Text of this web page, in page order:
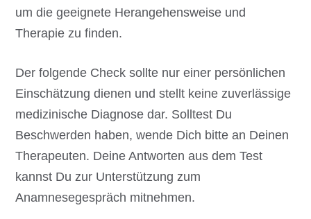
um die geeignete Herangehensweise und
Therapie zu finden.
Der folgende Check sollte nur einer persönlichen
Einschätzung dienen und stellt keine zuverlässige
medizinische Diagnose dar. Solltest Du
Beschwerden haben, wende Dich bitte an Deinen
Therapeuten. Deine Antworten aus dem Test
kannst Du zur Unterstützung zum
Anamnesegespräch mitnehmen.